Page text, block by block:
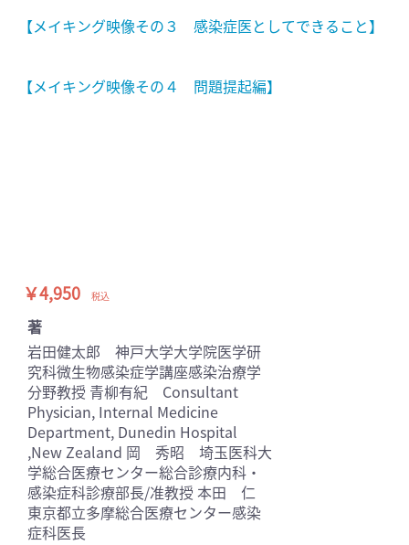
【メイキング映像その３ 感染症医としてできること】
【メイキング映像その４ 問題提起編】
￥4,950 税込
著
岩田健太郎 神戸大学大学院医学研
究科微生物感染症学講座感染治療学
分野教授 青柳有紀 Consultant
Physician, Internal Medicine
Department, Dunedin Hospital
,New Zealand 岡 秀昭 埼玉医科大
学総合医療センター総合診療内科・
感染症科診療部長/准教授 本田 仁
東京都立多摩総合医療センター感染
症科医長